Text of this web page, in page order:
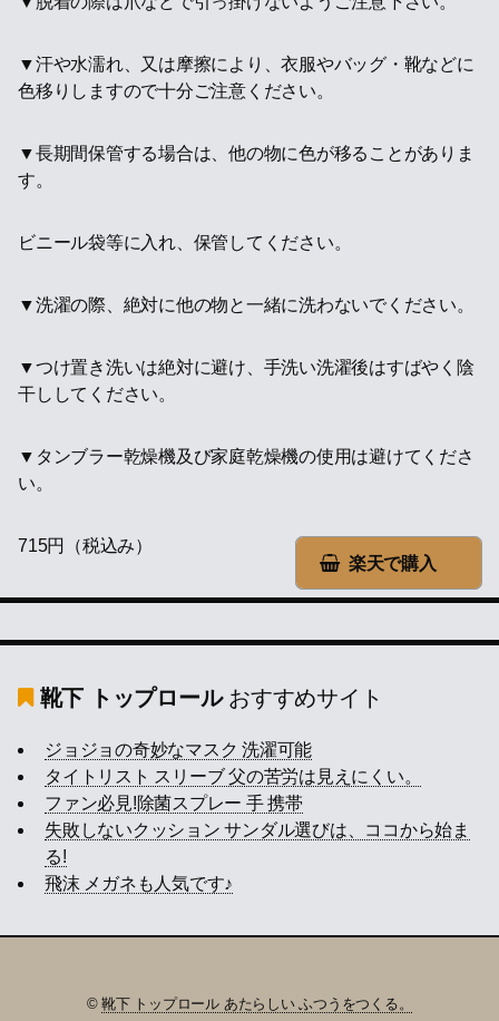
▼汗や水濡れ、又は摩擦により、衣服やバッグ・靴などに
色移りしますので十分ご注意ください。
▼長期間保管する場合は、他の物に色が移ることがありま
す。
ビニール袋等に入れ、保管してください。
▼洗濯の際、絶対に他の物と一緒に洗わないでください。
▼つけ置き洗いは絶対に避け、手洗い洗濯後はすばやく陰
干ししてください。
▼タンブラー乾燥機及び家庭乾燥機の使用は避けてくださ
い。
楽天で購入
715円（税込み）
靴下 トップロールおすすめサイト
ジョジョの奇妙なマスク 洗濯可能
タイトリスト スリーブ 父の苦労は見えにくい。
ファン必見!除菌スプレー 手 携帯
失敗しないクッション サンダル選びは、ココから始ま
る!
飛沫 メガネも人気です♪
©靴下 トップロール あたらしい ふつうをつくる。